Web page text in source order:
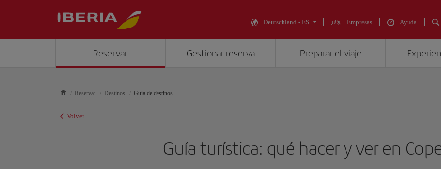
Deutschland - ES Empresas Ayuda
Reservar Gestionar reserva Preparar el viaje
Reservar Destinos Guía de destinos
Volver
Guía turística: qué hacer y ver en